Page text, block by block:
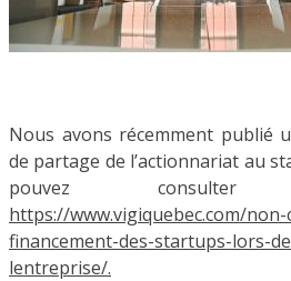
Nous avons récemment publié
de partage de l’actionnariat au
pouvez
https://www.vigiquebec.com/
financement-des-startups-lors-
lentreprise/.